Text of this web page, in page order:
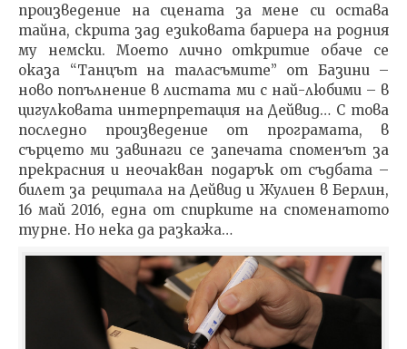
произведение на сцената за мене си остава
тайна, скрита зад езиковата бариера на родния
му немски. Моето лично откритие обаче се
оказа “Танцът на таласъмите” от Базини –
ново попълнение в листата ми с най-любими – в
цигулковата интерпретация на Дейвид… С това
последно произведение от програмата, в
сърцето ми завинаги се запечата споменът за
прекрасния и неочакван подарък от съдбата –
билет за рецитала на Дейвид и Жулиен в Берлин,
16 май 2016, една от спирките на споменатото
турне. Но нека да разкажа…